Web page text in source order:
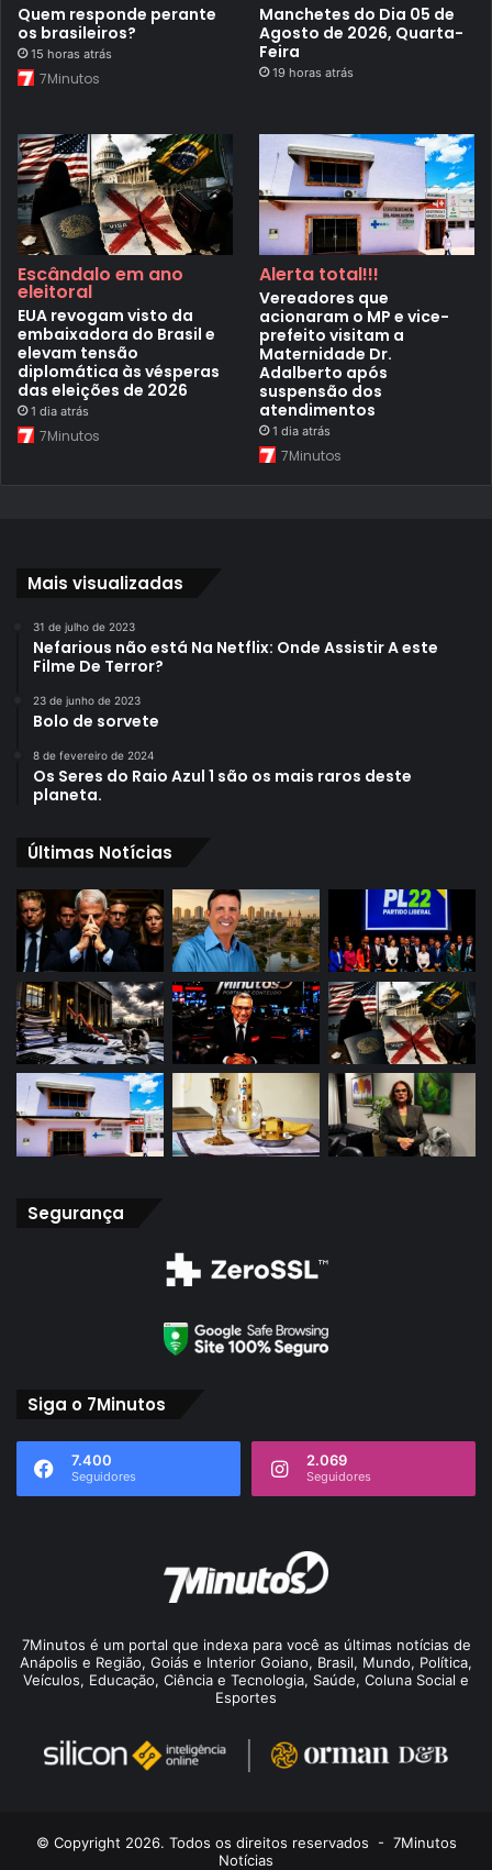
Quem responde perante
os brasileiros?
15 horas atrás
7Minutos
Manchetes do Dia 05 de
Agosto de 2026, Quarta-
Feira
19 horas atrás
Escândalo em ano
eleitoral
EUA revogam visto da
embaixadora do Brasil e
elevam tensão
diplomática às vésperas
das eleições de 2026
1 dia atrás
7Minutos
Alerta total!!!
Vereadores que
acionaram o MP e vice-
prefeito visitam a
Maternidade Dr.
Adalberto após
suspensão dos
atendimentos
1 dia atrás
7Minutos
Mais visualizadas
31 de julho de 2023
Nefarious não está Na Netflix: Onde Assistir A este
Filme De Terror?
23 de junho de 2023
Bolo de sorvete
8 de fevereiro de 2024
Os Seres do Raio Azul 1 são os mais raros deste
planeta.
Últimas Notícias
Segurança
Siga o 7Minutos
7.400
Seguidores
2.069
Seguidores
7Minutos é um portal que indexa para você as últimas notícias de
Anápolis e Região, Goiás e Interior Goiano, Brasil, Mundo, Política,
Veículos, Educação, Ciência e Tecnologia, Saúde, Coluna Social e
Esportes
© Copyright 2026. Todos os direitos reservados - 7Minutos
Notícias